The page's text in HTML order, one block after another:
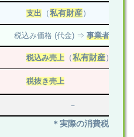
支出 （私有財産）
税込み価格 (代金) ⇒ 事業者に
税込み売上 （私有財産）
税抜き売上
－
＊実際の消費税納付